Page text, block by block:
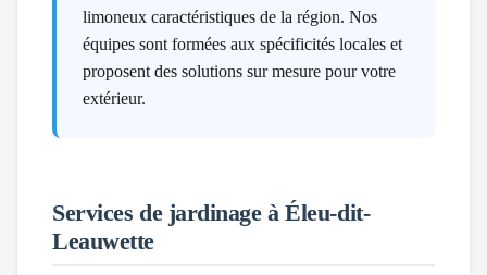
limoneux caractéristiques de la région. Nos
équipes sont formées aux spécificités locales et
proposent des solutions sur mesure pour votre
extérieur.
Services de jardinage àÉleu-dit-
Leauwette